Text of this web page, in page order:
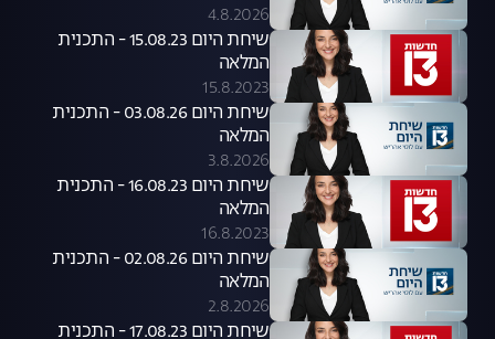
4.8.2026
שיחת היום 15.08.23 - התכנית
המלאה
15.8.2023
שיחת היום 03.08.26 - התכנית
המלאה
3.8.2026
שיחת היום 16.08.23 - התכנית
המלאה
16.8.2023
שיחת היום 02.08.26 - התכנית
המלאה
2.8.2026
שיחת היום 17.08.23 - התכנית